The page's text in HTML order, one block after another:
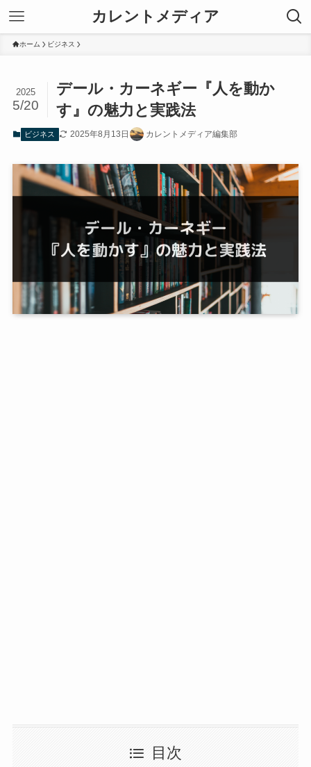
カレントメディア
ホーム ビジネス
デール・カーネギー『人を動か
す』の魅力と実践法
2025
5/20
ビジネス 2025年8月13日 カレントメディア編集部
目次